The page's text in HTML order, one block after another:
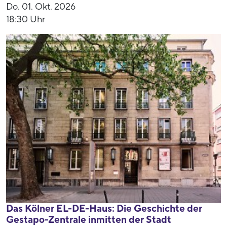
Do. 01. Okt. 2026
18:30 Uhr
Das Kölner EL-DE-Haus: Die Geschichte der
Gestapo-Zentrale inmitten der Stadt